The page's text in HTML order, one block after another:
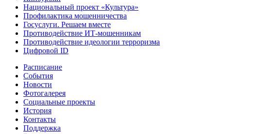
Национальный проект «Культура»
Профилактика мошенничества
Госуслуги. Решаем вместе
Противодействие ИТ-мошенникам
Противодействие идеологии терроризма
Цифровой ID
Расписание
События
Новости
Фотогалерея
Социальные проекты
История
Контакты
Поддержка